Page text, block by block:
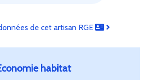
de cet artisan RGE
habitat